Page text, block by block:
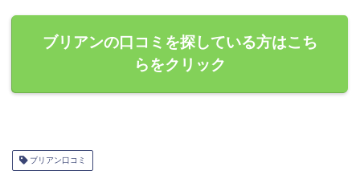
ブリアンの口コミを探している方はこち
らをクリック
ブリアン口コミ